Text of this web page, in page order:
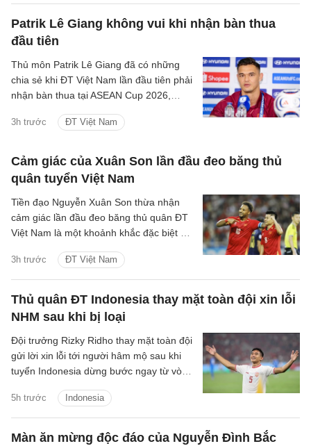
Patrik Lê Giang không vui khi nhận bàn thua
đầu tiên
3h trước ĐT Việt Nam
Thủ môn Patrik Lê Giang đã có những
chia sẻ khi ĐT Việt Nam lần đầu tiên phải
nhận bàn thua tại ASEAN Cup 2026,
bóng đá và toàn đội sẽ nhanh chóng
Cảm giác của Xuân Son lần đầu đeo băng thủ
quân tuyển Việt Nam
3h trước ĐT Việt Nam
Tiền đạo Nguyễn Xuân Son thừa nhận
cảm giác lần đầu đeo băng thủ quân ĐT
Việt Nam là một khoảnh khắc đặc biệt với
Thủ quân ĐT Indonesia thay mặt toàn đội xin lỗi
NHM sau khi bị loại
5h trước Indonesia
Đội trưởng Rizky Ridho thay mặt toàn đội
gửi lời xin lỗi tới người hâm mộ sau khi
tuyển Indonesia dừng bước ngay từ vòng
Màn ăn mừng độc đáo của Nguyễn Đình Bắc